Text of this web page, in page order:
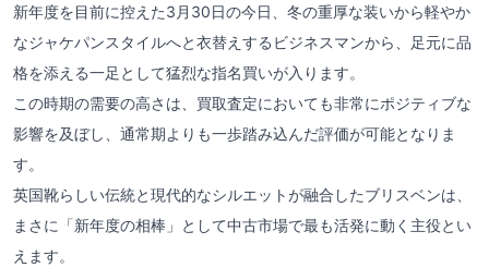
新年度を目前に控えた3月30日の今日、冬の重厚な装いから軽やか
なジャケパンスタイルへと衣替えするビジネスマンから、足元に品
格を添える一足として猛烈な指名買いが入ります。
この時期の需要の高さは、買取査定においても非常にポジティブな
影響を及ぼし、通常期よりも一歩踏み込んだ評価が可能となりま
す。
英国靴らしい伝統と現代的なシルエットが融合したブリスベンは、
まさに「新年度の相棒」として中古市場で最も活発に動く主役とい
えます。